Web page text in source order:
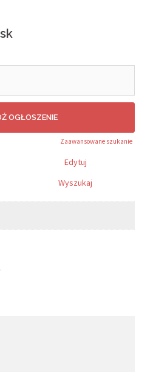
Zaawansowane szukanie
Edytuj
Wyszukaj